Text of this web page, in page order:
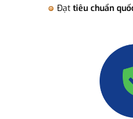
Đạt tiêu chuẩn